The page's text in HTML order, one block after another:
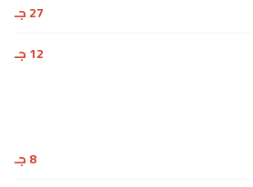
27 جـ
12 جـ
8 جـ